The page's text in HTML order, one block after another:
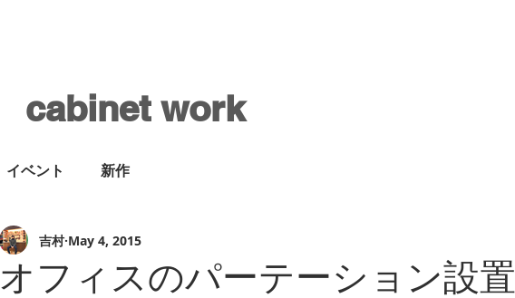
cabinet work
イベント 新作
オフィスのパーテーション設置
吉村 May 4, 2015